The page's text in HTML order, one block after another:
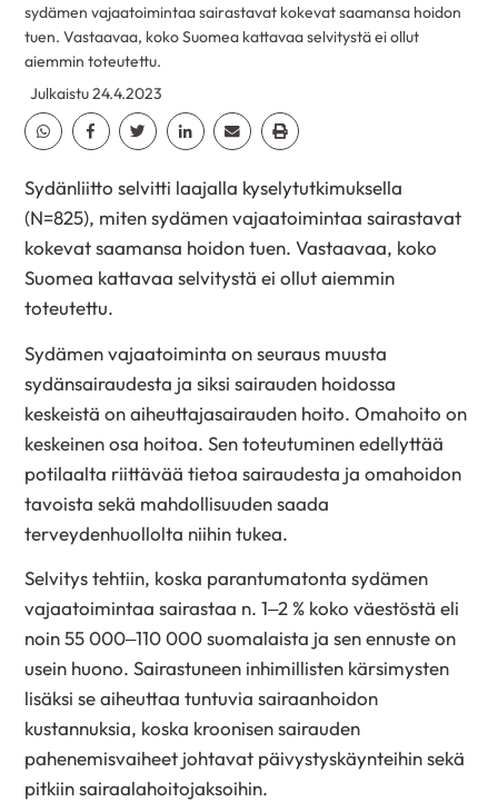
Julkaistu 24.4.2023
Jaa Whatsapp
Jaa Facebook
Jaa TwitterJaa Linkedin
Jaa EmailJaa Print
sydämen vajaatoimintaa sairastavat kokevat saamansa hoidon
tuen. Vastaavaa, koko Suomea kattavaa selvitystä ei ollut
aiemmin toteutettu.
Sydänliitto selvitti laajalla kyselytutkimuksella
(N=825), miten sydämen vajaatoimintaa sairastavat
kokevat saamansa hoidon tuen. Vastaavaa, koko
Suomea kattavaa selvitystä ei ollut aiemmin
toteutettu.
Sydämen vajaatoiminta on seuraus muusta
sydänsairaudesta ja siksi sairauden hoidossa
keskeistä on aiheuttajasairauden hoito. Omahoito on
keskeinen osa hoitoa. Sen toteutuminen edellyttää
potilaalta riittävää tietoa sairaudesta ja omahoidon
tavoista sekä mahdollisuuden saada
terveydenhuollolta niihin tukea.
Selvitys tehtiin, koska parantumatonta sydämen
vajaatoimintaa sairastaa n. 1–2 % koko väestöstä eli
noin 55 000–110 000 suomalaista ja sen ennuste on
usein huono. Sairastuneen inhimillisten kärsimysten
lisäksi se aiheuttaa tuntuvia sairaanhoidon
kustannuksia, koska kroonisen sairauden
pahenemisvaiheet johtavat päivystyskäynteihin sekä
pitkiin sairaalahoitojaksoihin.